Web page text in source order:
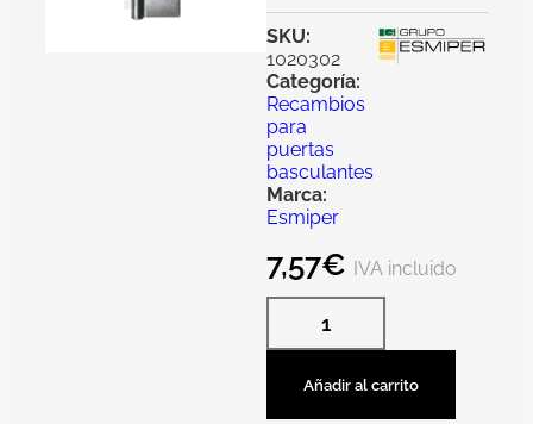
SKU:
1020302
Categoría:
Recambios
para
puertas
basculantes
Marca:
Esmiper
7,57€ IVA incluido
Añadir al carrito